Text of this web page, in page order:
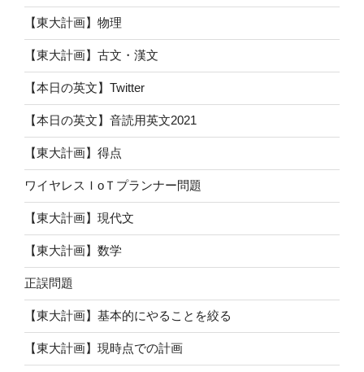
【東大計画】物理
【東大計画】古文・漢文
【本日の英文】Twitter
【本日の英文】音読用英文2021
【東大計画】得点
ワイヤレスＩoＴプランナー問題
【東大計画】現代文
【東大計画】数学
正誤問題
【東大計画】基本的にやることを絞る
【東大計画】現時点での計画